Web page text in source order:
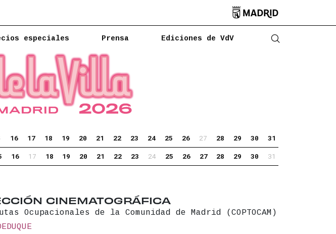

especiales Prensa Ediciones de VdV Abrir
16 17 18 19 20 21 22 23 24 25 26 27 28 29 30 31
16 17 18 19 20 21 22 23 24 25 26 27 28 29 30 31
CINEMATOGRÁFICA
de la Comunidad de Madrid (COPTOCAM)